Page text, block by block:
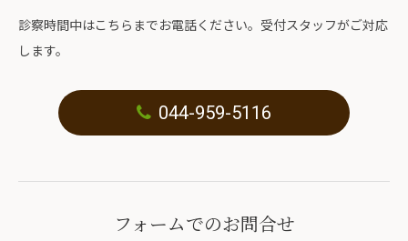
診察時間中はこちらまでお電話ください。受付スタッフがご対応
します。
044-959-5116
フォームでのお問合せ